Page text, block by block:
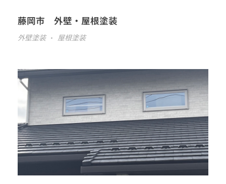
藤岡市 外壁・屋根塗装
外壁塗装 屋根塗装